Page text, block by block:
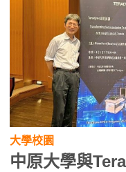
大學校園
中原大學與